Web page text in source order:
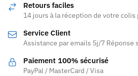
peuvent
choisies
sur
la
page
Retours faciles
14 jours à la réception de votre colis
Service Client
Assistance par emails 5j/7 Réponse
Paiement 100% sécurisé
PayPal / MasterCard / Visa